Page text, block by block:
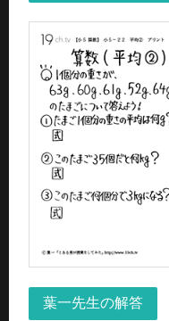
葉一先生の解答